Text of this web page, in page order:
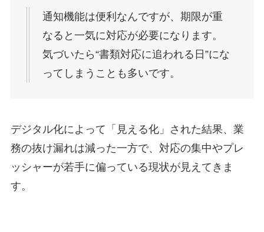
通知機能は便利なんですが、期限が重
なると一気に対応が必要になります。
気づいたら“書類対応に追われる日”にな
ってしまうことも多いです。
デジタル化によって「見える化」された結果、業
務の抜け漏れは減った一方で、対応の集中やプレ
ッシャーが若手に偏っている現状が見えてきま
す。